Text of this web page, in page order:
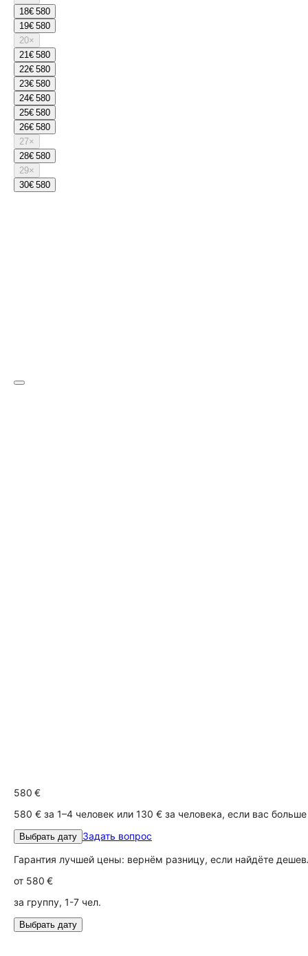
18€ 580
19€ 580
20×
21€ 580
22€ 580
23€ 580
24€ 580
25€ 580
26€ 580
27×
28€ 580
29×
30€ 580
580 €
580 € за 1–4 человек или 130 € за человека, если вас больше
Выбрать дату Задать вопрос
Гарантия лучшей цены: вернём разницу, если найдёте
от 580 €
за группу, 1-7 чел.
Выбрать дату